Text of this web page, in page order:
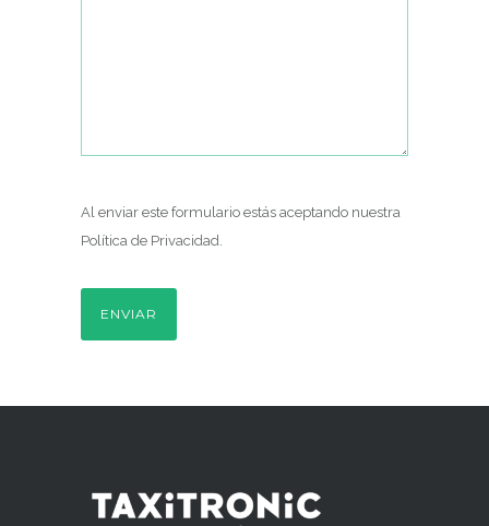
Al enviar este formulario estás aceptando nuestra
Política de Privacidad